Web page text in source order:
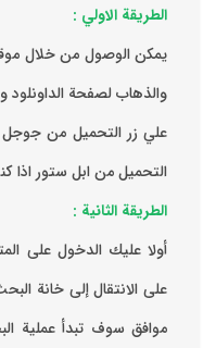
الطريقة الاولي :
يمكن الوصول من خلال
والذهاب لصفحة الداونلود
علي زر التحميل من جوجل
التحميل من ابل ستور اذا
الطريقة الثانية :
‏أولا عليك الدخول على
على الانتقال إلى خانة
موافق ‏سوف تبدأ عملية